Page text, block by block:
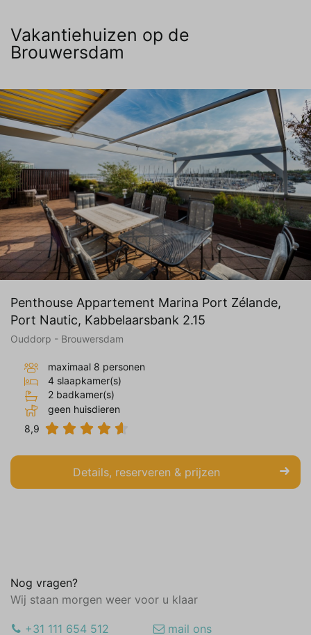
Vakantiehuizen op de
Brouwersdam
Penthouse Appartement Marina Port Zélande,
Port Nautic, Kabbelaarsbank 2.15
Ouddorp - Brouwersdam
maximaal 8 personen
4 slaapkamer(s)
2 badkamer(s)
geen huisdieren
8,9
Details, reserveren & prijzen
Nog vragen?
Wij staan morgen weer voor u klaar
+31 111 654 512
mail ons